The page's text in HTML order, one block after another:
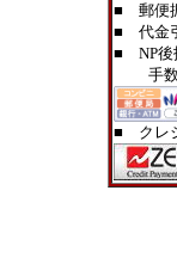
■ 郵便
■ 代金
■ NP後
手数料
■ クレ